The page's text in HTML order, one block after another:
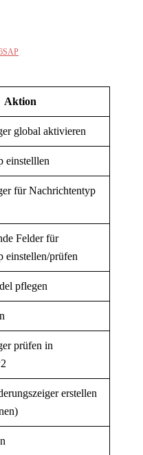
SAP
Aktion
global aktivieren
einstelllen
für Nachrichtentyp
Felder für
einstellen/prüfen
pflegen
prüfen in
erstellen